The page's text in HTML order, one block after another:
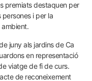
premiats destaquen per
persones i per la
juny als jardins de Ca
en representació
viatge de fi de curs.
de reconeixement